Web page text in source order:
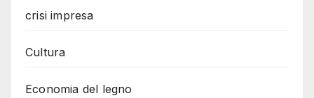
crisi impresa
Cultura
Economia del legno